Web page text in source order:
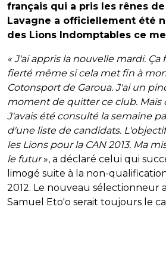
français qui a pris les rênes
Lavagne a officiellement été
des Lions Indomptables ce
« J'ai appris la nouvelle mardi. Ça
fierté même si cela met fin à
Cotonsport de Garoua. J'ai un
moment de quitter ce club. Mais
J'avais été consulté la semaine
d'une liste de candidats.
les Lions pour la CAN 2013. Ma
le futur», a déclaré celui qui
limogé suite à la non-
2012. Le nouveau sélectionneur
Samuel Eto'o serait toujours le